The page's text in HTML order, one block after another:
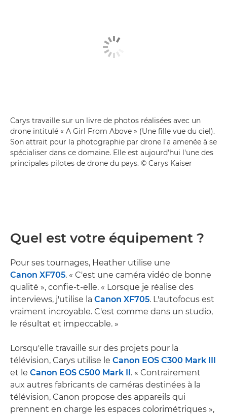
Carys travaille sur un livre de photos réalisées avec un
drone intitulé « A Girl From Above » (Une fille vue du ciel).
Son attrait pour la photographie par drone l'a amenée à se
spécialiser dans ce domaine. Elle est aujourd'hui l'une des
principales pilotes de drone du pays. © Carys Kaiser
Quel est votre équipement ?
Pour ses tournages, Heather utilise une
Canon XF705. « C'est une caméra vidéo de bonne
qualité », confie-t-elle. « Lorsque je réalise des
interviews, j'utilise la Canon XF705. L'autofocus est
vraiment incroyable. C'est comme dans un studio,
le résultat et impeccable. »
Lorsqu'elle travaille sur des projets pour la
télévision, Carys utilise le Canon EOS C300 Mark III
et le Canon EOS C500 Mark II. « Contrairement
aux autres fabricants de caméras destinées à la
télévision, Canon propose des appareils qui
prennent en charge les espaces colorimétriques »,